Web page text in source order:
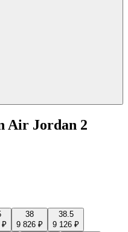
Air Jordan 2
₽
38
9 826 ₽
38.5
9 126 ₽